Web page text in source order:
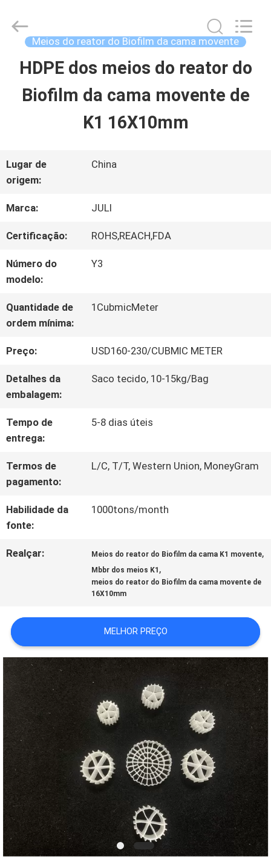
PARA
CASA
SOBRE
NÓS
VISITA
À
FÁBRICA
CONTROLE
DE
CONTACTE-
NOS
SOLICITE UM
ORÇAMENTO
DO
SITE
POLÍTICA
DE
PRIVACIDADE
LuoX
Plastic
Reserved.
Meios do reator do Biofilm da cama movente
HDPE dos meios do reator do
Biofilm da cama movente de
K1 16X10mm
Lugar de
origem:
China
Marca: JULI
Certificação: ROHS,REACH,FDA
Número do
modelo:
Y3
Quantidade de
ordem mínima:
1CubmicMeter
Preço: USD160-230/CUBMIC METER
Detalhes da
embalagem:
Saco tecido, 10-15kg/Bag
Tempo de
entrega:
5-8 dias úteis
Termos de
pagamento:
L/C, T/T, Western Union, MoneyGram
Habilidade da
fonte:
1000tons/month
Realçar: Meios do reator do Biofilm da cama K1 movente,
Mbbr dos meios K1 ,
meios do reator do Biofilm da cama movente de
16X10mm
MELHOR PREÇO